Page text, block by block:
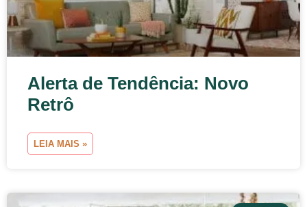
Alerta de Tendência: Novo
Retrô
LEIA MAIS »